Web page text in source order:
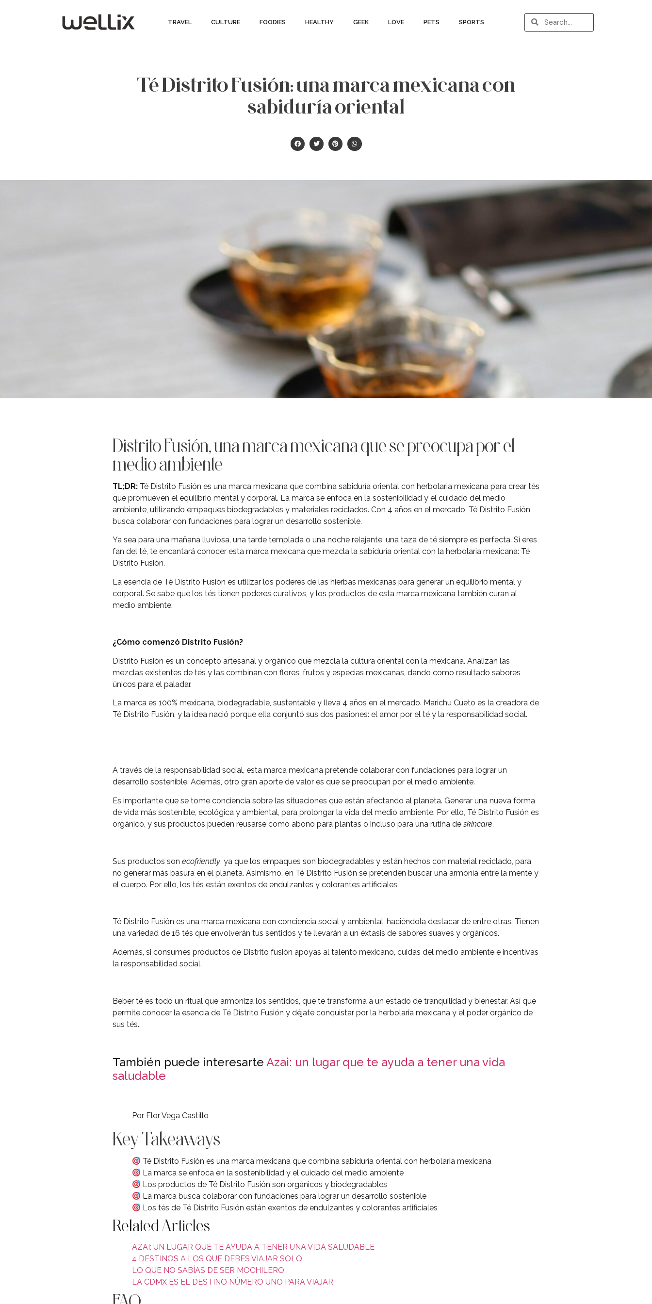
TRAVEL CULTURE FOODIES HEALTHY GEEK LOVE PETS SPORTS
Té Distrito Fusión: una marca mexicana con
sabiduría oriental
Distrito Fusión, una marca mexicana que se preocupa por el
medio ambiente
TL;DR: Té Distrito Fusión es una marca mexicana que combina sabiduría oriental con herbolaria mexicana para crear tés
que promueven el equilibrio mental y corporal. La marca se enfoca en la sostenibilidad y el cuidado del medio
ambiente, utilizando empaques biodegradables y materiales reciclados. Con 4 años en el mercado, Té Distrito Fusión
busca colaborar con fundaciones para lograr un desarrollo sostenible.
Ya sea para una mañana lluviosa, una tarde templada o una noche relajante, una taza de té siempre es perfecta. Si eres
fan del té, te encantará conocer esta marca mexicana que mezcla la sabiduría oriental con la herbolaria mexicana: Té
Distrito Fusión.
La esencia de Té Distrito Fusión es utilizar los poderes de las hierbas mexicanas para generar un equilibrio mental y
corporal. Se sabe que los tés tienen poderes curativos, y los productos de esta marca mexicana también curan al
medio ambiente.
¿Cómo comenzó Distrito Fusión?
Distrito Fusión es un concepto artesanal y orgánico que mezcla la cultura oriental con la mexicana. Analizan las
mezclas existentes de tés y las combinan con flores, frutos y especias mexicanas, dando como resultado sabores
únicos para el paladar.
La marca es 100% mexicana, biodegradable, sustentable y lleva 4 años en el mercado. Marichu Cueto es la creadora de
Té Distrito Fusión, y la idea nació porque ella conjuntó sus dos pasiones: el amor por el té y la responsabilidad social.
A través de la responsabilidad social, esta marca mexicana pretende colaborar con fundaciones para lograr un
desarrollo sostenible. Además, otro gran aporte de valor es que se preocupan por el medio ambiente.
Es importante que se tome conciencia sobre las situaciones que están afectando al planeta. Generar una nueva forma
de vida más sostenible, ecológica y ambiental, para prolongar la vida del medio ambiente. Por ello, Té Distrito Fusión es
orgánico, y sus productos pueden reusarse como abono para plantas o incluso para una rutina deskincare.
Sus productos son ecofriendly , ya que los empaques son biodegradables y están hechos con material reciclado, para
no generar más basura en el planeta. Asimismo, en Té Distrito Fusión se pretenden buscar una armonía entre la mente y
el cuerpo. Por ello, los tés están exentos de endulzantes y colorantes artificiales.
Té Distrito Fusión es una marca mexicana con conciencia social y ambiental, haciéndola destacar de entre otras. Tienen
una variedad de 16 tés que envolverán tus sentidos y te llevarán a un éxtasis de sabores suaves y orgánicos.
Además, si consumes productos de Distrito fusión apoyas al talento mexicano, cuidas del medio ambiente e incentivas
la responsabilidad social.
Beber té es todo un ritual que armoniza los sentidos, que te transforma a un estado de tranquilidad y bienestar. Así que
permite conocer la esencia de Té Distrito Fusión y déjate conquistar por la herbolaria mexicana y el poder orgánico de
sus tés.
También puede interesarte Azai: un lugar que te ayuda a tener una vida
saludable
Por Flor Vega Castillo
Key Takeaways
Té Distrito Fusión es una marca mexicana que combina sabiduría oriental con herbolaria mexicana
La marca se enfoca en la sostenibilidad y el cuidado del medio ambiente
Los productos de Té Distrito Fusión son orgánicos y biodegradables
La marca busca colaborar con fundaciones para lograr un desarrollo sostenible
Los tés de Té Distrito Fusión están exentos de endulzantes y colorantes artificiales
Related Articles
AZAI: UN LUGAR QUE TE AYUDA A TENER UNA VIDA SALUDABLE
4 DESTINOS A LOS QUE DEBES VIAJAR SOLO
LO QUE NO SABÍAS DE SER MOCHILERO
LA CDMX ES EL DESTINO NÚMERO UNO PARA VIAJAR